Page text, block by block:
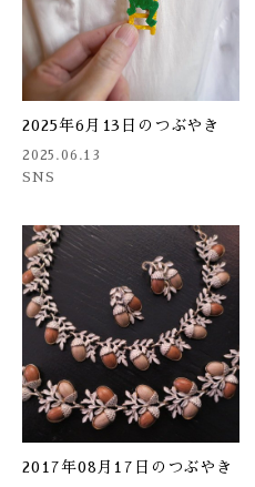
2025年6月13日のつぶやき
2025.06.13
SNS
2017年08月17日のつぶやき